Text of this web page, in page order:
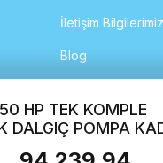
HP TEK KOMPLE
DALGIÇ POMPA
İletişim Bilgilerimiz
Blog